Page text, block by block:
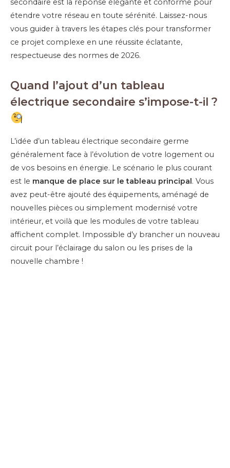
étendre votre réseau en toute sérénité. Laissez-nous
vous guider à travers les étapes clés pour transformer
ce projet complexe en une réussite éclatante,
respectueuse des normes de 2026.
Quand l’ajout d’un tableau
électrique secondaire s’impose-t-il ?
L’idée d’un tableau électrique secondaire germe
généralement face à l’évolution de votre logement ou
de vos besoins en énergie. Le scénario le plus courant
est le manque de place sur le tableau principal. Vous
avez peut-être ajouté des équipements, aménagé de
nouvelles pièces ou simplement modernisé votre
intérieur, et voilà que les modules de votre tableau
affichent complet. Impossible d’y brancher un nouveau
circuit pour l’éclairage du salon ou les prises de la
nouvelle chambre !